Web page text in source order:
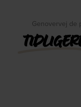
Genovervej de